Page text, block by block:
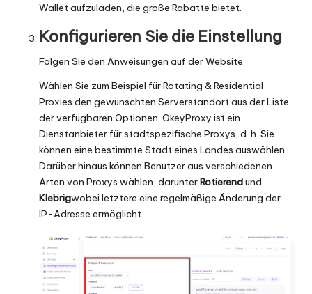
Wallet aufzuladen, die große Rabatte bietet.
Konfigurieren Sie die Einstellung
Folgen Sie den Anweisungen auf der Website.
Wählen Sie zum Beispiel für Rotating & Residential
Proxies den gewünschten Serverstandort aus der Liste
der verfügbaren Optionen. OkeyProxy ist ein
Dienstanbieter für stadtspezifische Proxys, d. h. Sie
können eine bestimmte Stadt eines Landes auswählen.
Darüber hinaus können Benutzer aus verschiedenen
Arten von Proxys wählen, darunterRotierendund
Klebrigwobei letztere eine regelmäßige Änderung der
IP-Adresse ermöglicht.